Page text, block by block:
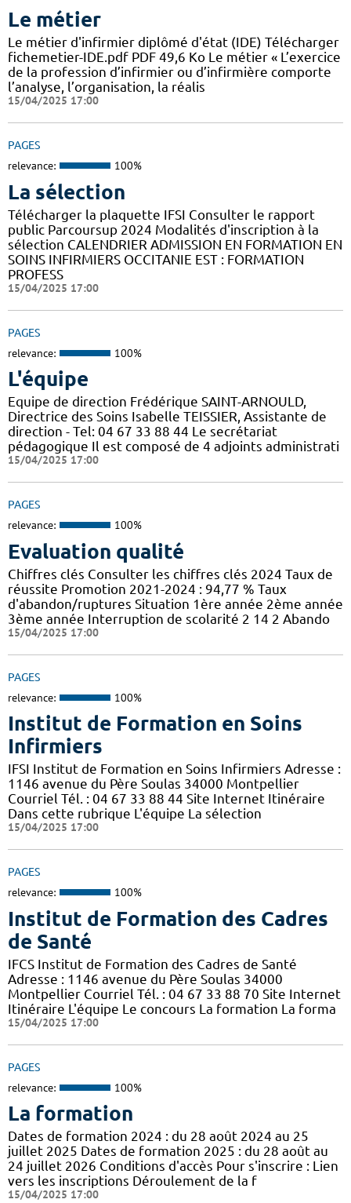
Le métier
Le métier d'infirmier diplômé d'état (IDE) Télécharger
fichemetier-IDE.pdf PDF 49,6 Ko Le métier « L’exercice
de la profession d’infirmier ou d’infirmière comporte
l’analyse, l’organisation, la réalis
15/04/2025 17:00
PAGES
relevance: 100%
La sélection
Télécharger la plaquette IFSI Consulter le rapport
public Parcoursup 2024 Modalités d'inscription à la
sélection CALENDRIER ADMISSION EN FORMATION EN
SOINS INFIRMIERS OCCITANIE EST : FORMATION
PROFESS
15/04/2025 17:00
PAGES
relevance: 100%
L'équipe
Equipe de direction Frédérique SAINT-ARNOULD,
Directrice des Soins Isabelle TEISSIER, Assistante de
direction - Tel: 04 67 33 88 44 Le secrétariat
pédagogique Il est composé de 4 adjoints administrati
15/04/2025 17:00
PAGES
relevance: 100%
Evaluation qualité
Chiffres clés Consulter les chiffres clés 2024 Taux de
réussite Promotion 2021-2024 : 94,77 % Taux
d'abandon/ruptures Situation 1ère année 2ème année
3ème année Interruption de scolarité 2 14 2 Abando
15/04/2025 17:00
PAGES
relevance: 100%
Institut de Formation en Soins
Infirmiers
IFSI Institut de Formation en Soins Infirmiers Adresse :
1146 avenue du Père Soulas 34000 Montpellier
Courriel Tél. : 04 67 33 88 44 Site Internet Itinéraire
Dans cette rubrique L'équipe La sélection
15/04/2025 17:00
PAGES
relevance: 100%
Institut de Formation des Cadres
de Santé
IFCS Institut de Formation des Cadres de Santé
Adresse : 1146 avenue du Père Soulas 34000
Montpellier Courriel Tél. : 04 67 33 88 70 Site Internet
Itinéraire L'équipe Le concours La formation La forma
15/04/2025 17:00
PAGES
relevance: 100%
La formation
Dates de formation 2024 : du 28 août 2024 au 25
juillet 2025 Dates de formation 2025 : du 28 août au
24 juillet 2026 Conditions d'accès Pour s'inscrire : Lien
vers les inscriptions Déroulement de la f
15/04/2025 17:00